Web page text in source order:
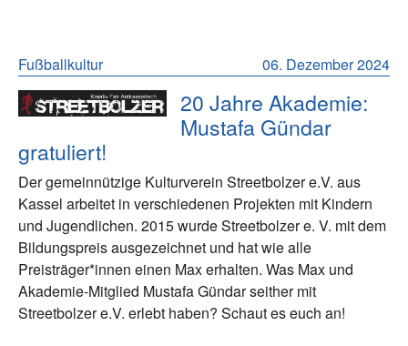
06. Dezember 2024
Fußballkultur
20 Jahre Akademie:
Mustafa Gündar
gratuliert!
Der gemeinnützige Kulturverein Streetbolzer e.V. aus
Kassel arbeitet in verschiedenen Projekten mit Kindern
und Jugendlichen. 2015 wurde Streetbolzer e. V. mit dem
Bildungspreis ausgezeichnet und hat wie alle
Preisträger*innen einen Max erhalten. Was Max und
Akademie-Mitglied Mustafa Gündar seither mit
Streetbolzer e.V. erlebt haben? Schaut es euch an!